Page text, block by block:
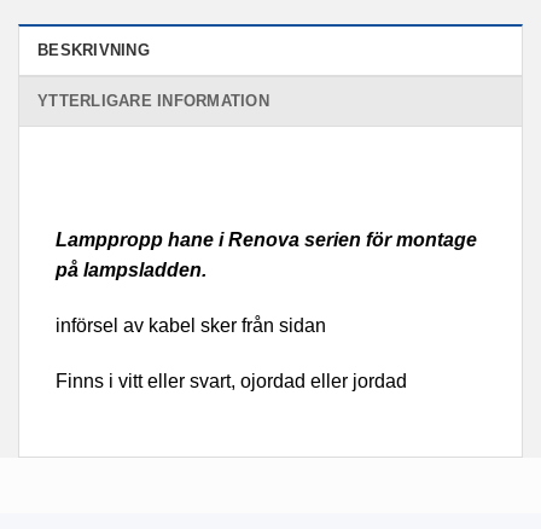
BESKRIVNING
YTTERLIGARE INFORMATION
Lamppropp hane i Renova serien för montage
på lampsladden.
införsel av kabel sker från sidan
Finns i vitt eller svart, ojordad eller jordad